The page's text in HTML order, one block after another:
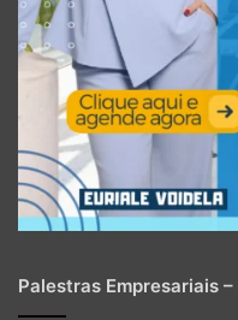
Palestras Empresariais